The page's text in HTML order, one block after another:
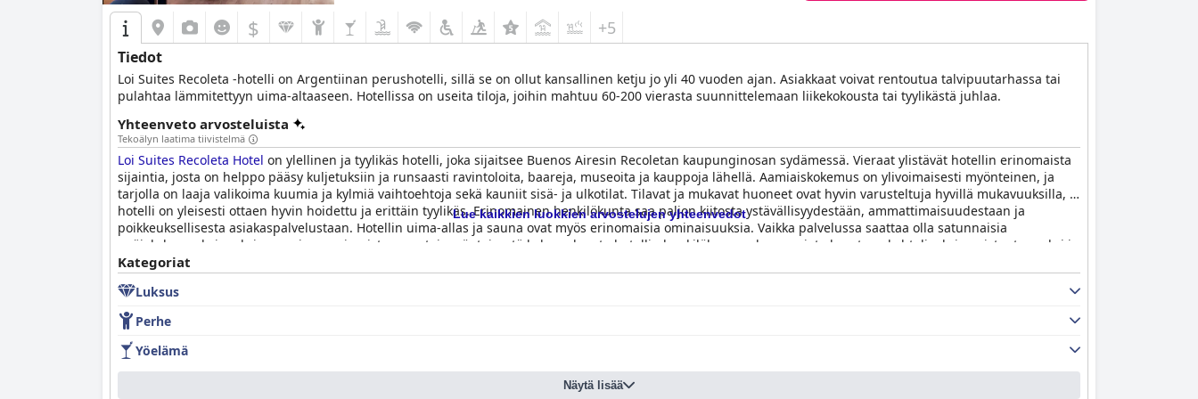
$ +5
Tiedot
Loi Suites Recoleta -hotelli on Argentiinan perushotelli, sillä se on ollut kansallinen ketju jo yli 40 vuoden ajan. Asiakkaat voivat rentoutua talvipuutarhassa tai
pulahtaa lämmitettyyn uima-altaaseen. Hotellissa on useita tiloja, joihin mahtuu 60-200 vierasta suunnittelemaan liikekokousta tai tyylikästä juhlaa.
Yhteenveto arvosteluista
Tekoälyn laatima tiivistelmä
Loi Suites Recoleta Hotel on ylellinen ja tyylikäs hotelli, joka sijaitsee Buenos Airesin Recoletan kaupunginosan sydämessä. Vieraat ylistävät hotellin erinomaista
sijaintia, josta on helppo pääsy kuljetuksiin ja runsaasti ravintoloita, baareja, museoita ja kauppoja lähellä. Aamiaiskokemus on ylivoimaisesti myönteinen, ja
tarjolla on laaja valikoima kuumia ja kylmiä vaihtoehtoja sekä kauniit sisä- ja ulkotilat. Tilavat ja mukavat huoneet ovat hyvin varusteltuja hyvillä mukavuuksilla, ja
hotelli on yleisesti ottaen hyvin hoidettu ja erittäin tyylikäs. Erinomainen henkilökunta saa paljon kiitosta ystävällisyydestään, ammattimaisuudestaan ja
poikkeuksellisesta asiakaspalvelustaan. Hotellin uima-allas ja sauna ovat myös erinomaisia ominaisuuksia. Vaikka palvelussa saattaa olla satunnaisia
epäjohdonmukaisuuksia, suurin osa vieraista raportoi myönteisestä kokemuksesta hotellin henkilökunnan kanssa, jota kuvataan kohteliaaksi, omistautuneeksi ja
huomaavaiseksi. Kaiken kaikkiaan
Airesissa.
Lue kaikkien luokkien arvostelujen yhteenvedot
Kategoriat
Luksus
Perhe
Yöelämä
Näytä lisää